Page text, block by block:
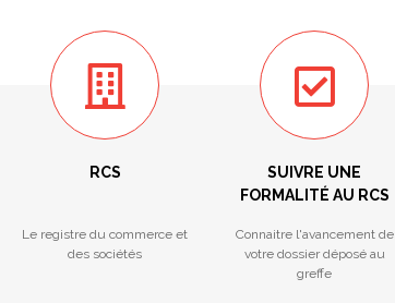
RCS
Le registre du commerce et
des sociétés
SUIVRE UNE
FORMALITÉ AU RCS
Connaitre l'avancement de
votre dossier déposé au
greffe